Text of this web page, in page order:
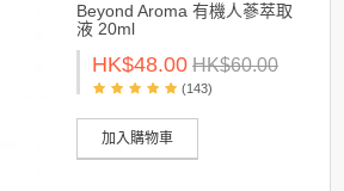
Beyond Aroma 有機人蔘萃取
液 20ml
HK$48.00 HK$60.00
(143)
加入購物車